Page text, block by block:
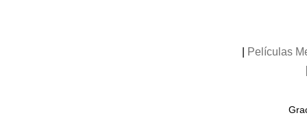
Películas